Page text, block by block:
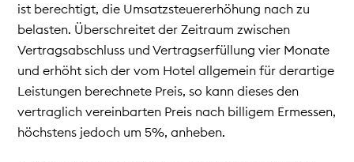
ist berechtigt, die Umsatzsteuererhöhung nach zu
belasten. Überschreitet der Zeitraum zwischen
Vertragsabschluss und Vertragserfüllung vier Monate
und erhöht sich der vom Hotel allgemein für derartige
Leistungen berechnete Preis, so kann dieses den
vertraglich vereinbarten Preis nach billigem Ermessen,
höchstens jedoch um 5%, anheben.